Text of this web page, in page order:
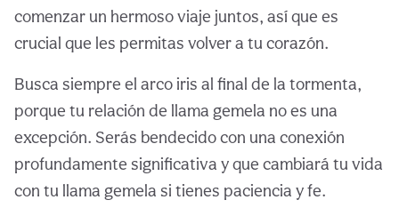
comenzar un hermoso viaje juntos, así que es
crucial que les permitas volver a tu corazón.
Busca siempre el arco iris al final de la tormenta,
porque tu relación de llama gemela no es una
excepción. Serás bendecido con una conexión
profundamente significativa y que cambiará tu vida
con tu llama gemela si tienes paciencia y fe.